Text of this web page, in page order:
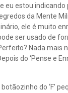
eu estou
da Mente
ele é muito
ser usado de
Nada mais
do ‘Pense e
do ‘F’